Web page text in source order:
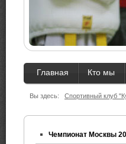
Главная Кто мы
Вы здесь: Спортивный клуб
Чемпионат Москвы